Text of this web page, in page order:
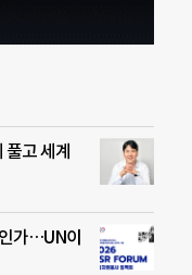
고 세계
가…UN이